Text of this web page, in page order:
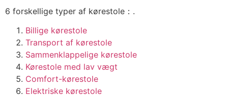
6 forskellige typer af kørestole：.
Billige kørestole
Transport af kørestole
Sammenklappelige kørestole
Kørestole med lav vægt
Comfort-kørestole
Elektriske kørestole